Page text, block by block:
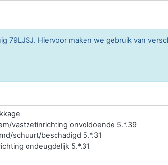
79LJSJ. Hiervoor maken we gebruik van
vastzetinrichting onvoldoende 5.*.39
schuurt/beschadigd 5.*.31
ondeugdelijk 5.*.31